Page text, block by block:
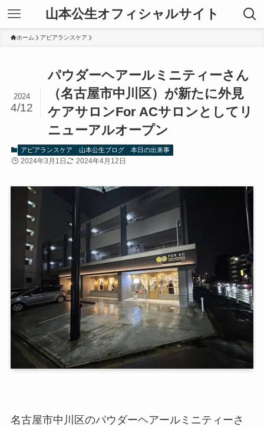
山本公生オフィシャルサイト
ホーム アピアランスケア
パウダーヘアールミニティーさん
（名古屋市中川区）が新たに外見
ケアサロンFor ACサロンとしてリ
ニューアルオープン
2024
4/12
アピアランスケア 山本公生ブログ 本日の出来事
2024年3月1日 2024年4月12日
名古屋市中川区のパウダーヘアールミニティーさ